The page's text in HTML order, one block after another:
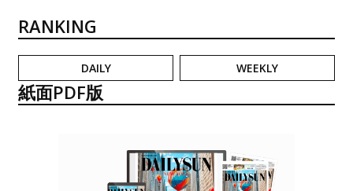
RANKING
DAILY WEEKLY
紙面PDF版